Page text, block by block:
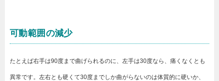
可動範囲の減少
たとえば右手は90度まで曲げられるのに、左手は30度なら、痛くなくとも
異常です。左右とも硬くて30度までしか曲がらないのは体質的に硬いか、